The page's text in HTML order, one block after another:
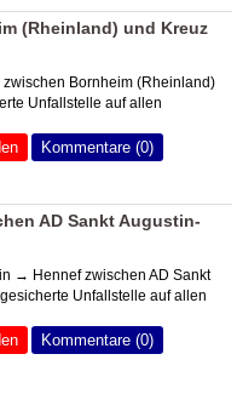
(Rheinland) und Kreuz
Bornheim (Rheinland)
Unfallstelle auf allen
Kommentare (0)
AD Sankt Augustin-
→ Hennef zwischen AD Sankt
Unfallstelle auf allen
Kommentare (0)